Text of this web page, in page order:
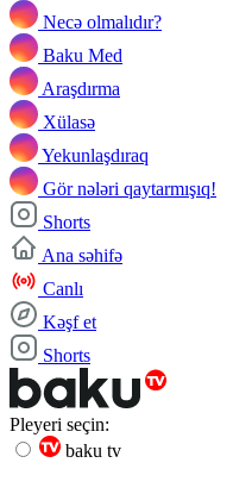
Necə olmalıdır?
Baku Med
Araşdırma
Xülasə
Yekunlaşdıraq
Gör nələri qaytarmışıq!
Shorts
Ana səhifə
Canlı
Kəşf et
Shorts
Pleyeri seçin:
baku tv